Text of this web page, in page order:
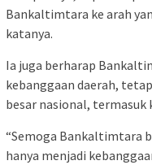
Bankaltimtara ke arah
katanya.
Ia juga berharap
kebanggaan daerah,
besar nasional,
“Semoga Bankaltimtara
hanya menjadi